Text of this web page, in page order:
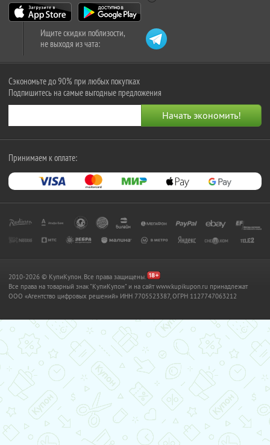
Ищите скидки поблизости,
не выходя из чата:
Сэкономьте до 90% при любых покупках
Подпишитесь на самые выгодные предложения
Принимаем к оплате:
2010-2026 © КупиКупон. Все права защищены.
Все права на товарный знак "КупиКупон" и на сайт www.kupikupon.ru принадлежат
OOO «Агентство цифровых решений» ИНН 7705523387, ОГРН 1127747063212